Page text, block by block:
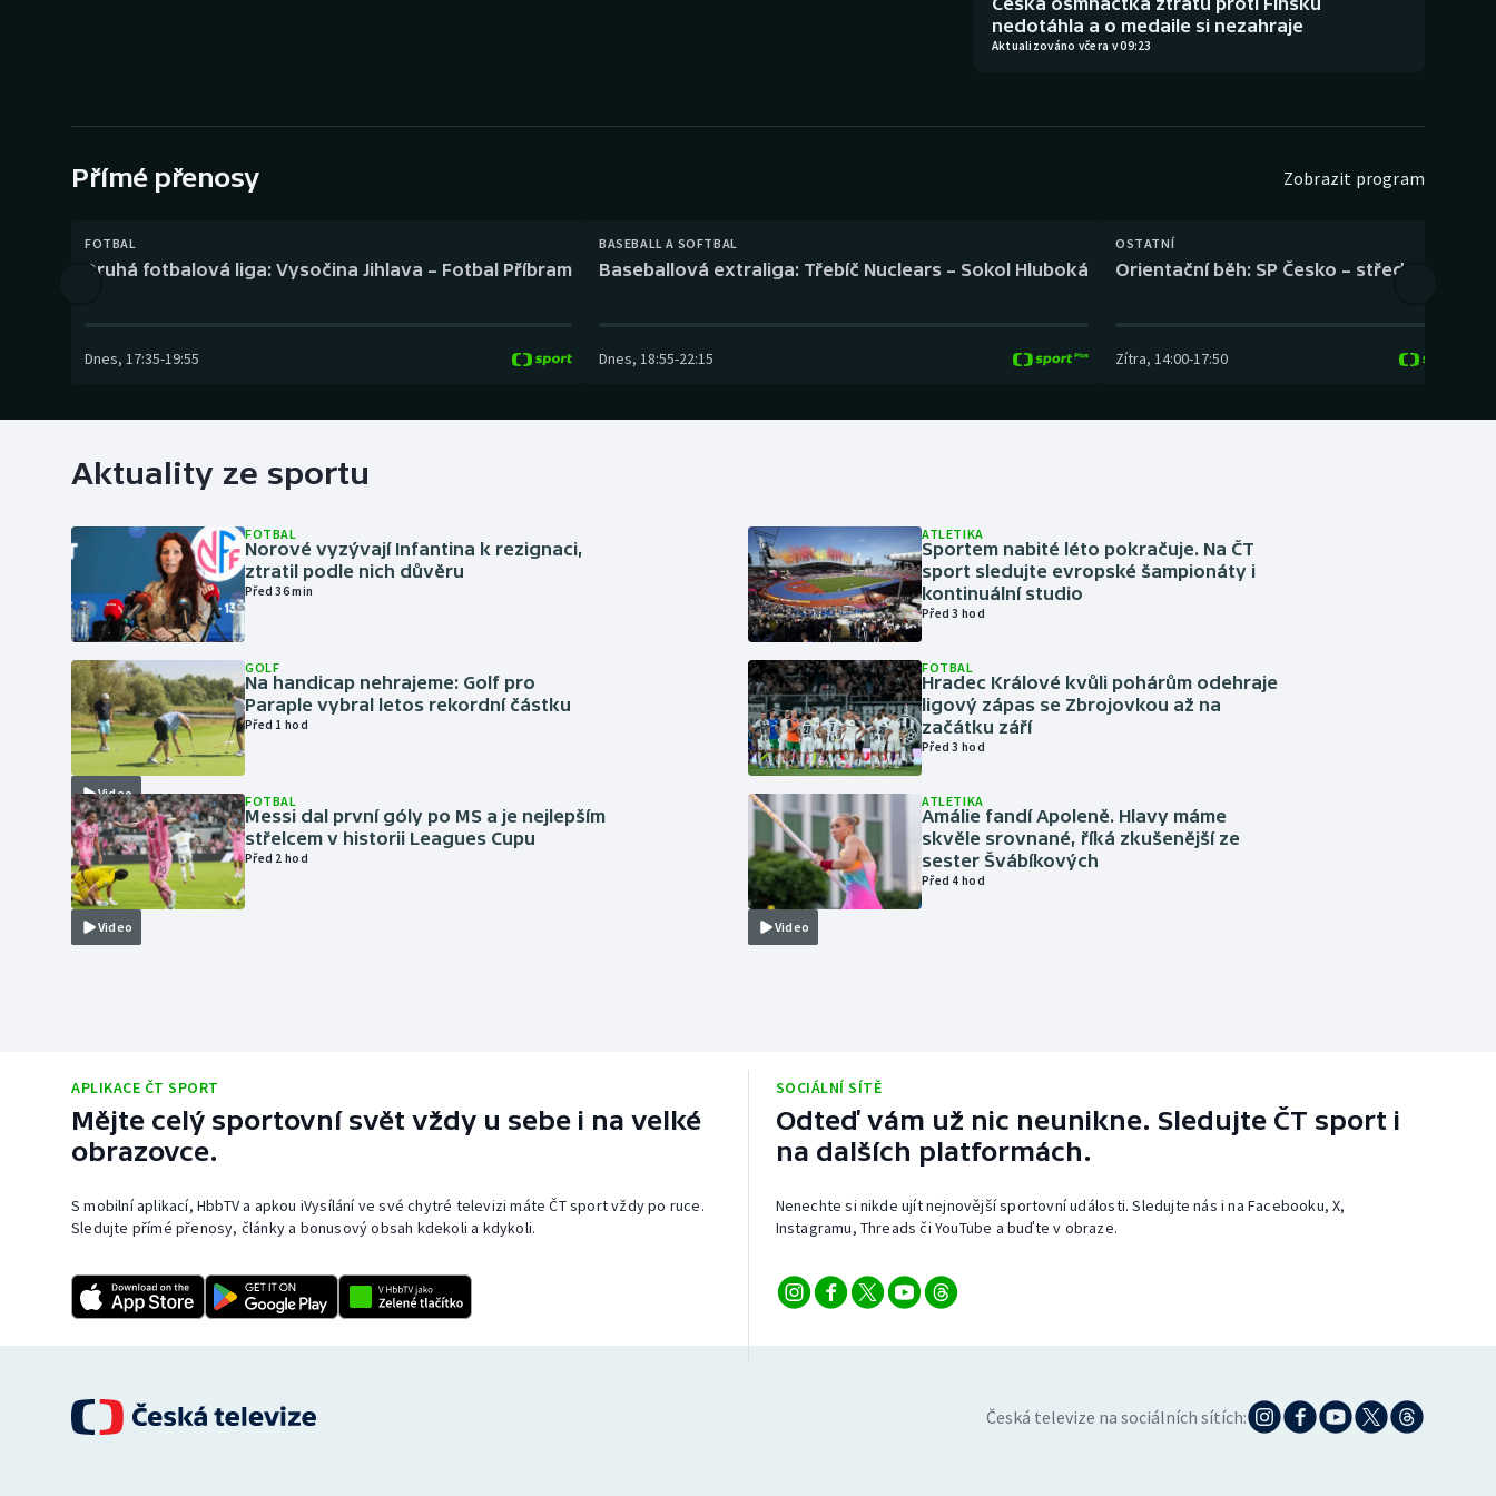
Gymnastika Plážový volejbal
nedotáhla a o medaile si nezahraje
Aktualizováno včera v 09:23
Přímé přenosy Zobrazit program
FOTBAL
Druhá fotbalová liga: Vysočina Jihlava – Fotbal Příbram
Dnes, 17:35-19:55
BASEBALL A SOFTBAL
Baseballová extraliga: Třebíč Nuclears – Sokol Hluboká
Dnes, 18:55-22:15
OSTATNÍ
Orientační běh: SP Česko – střední trať
Zítra, 14:00-17:50
Aktuality ze sportu
FOTBAL
Norové vyzývají Infantina k rezignaci,
ztratil podle nich důvěru
Před 36 min
Video
GOLF
Na handicap nehrajeme: Golf pro
Paraple vybral letos rekordní částku
Před 1 hod
Video
FOTBAL
Messi dal první góly po MS a je nejlepším
střelcem v historii Leagues Cupu
Před 2 hod
ATLETIKA
Sportem nabité léto pokračuje. Na ČT
sport sledujte evropské šampionáty i
kontinuální studio
Před 3 hod
FOTBAL
Hradec Králové kvůli pohárům odehraje
ligový zápas se Zbrojovkou až na
začátku září
Před 3 hod
Video
ATLETIKA
Amálie fandí Apoleně. Hlavy máme
skvěle srovnané, říká zkušenější ze
sester Švábíkových
Před 4 hod
APLIKACE ČT SPORT
Mějte celý sportovní svět vždy u sebe i na velké
obrazovce.
S mobilní aplikací, HbbTV a apkou iVysílání ve své chytré televizi máte ČT sport vždy po ruce.
Sledujte přímé přenosy, články a bonusový obsah kdekoli a kdykoli.
SOCIÁLNÍ SÍTĚ
Odteď vám už nic neunikne. Sledujte ČT sport i
na dalších platformách.
Nenechte si nikde ujít nejnovější sportovní události. Sledujte nás i na Facebooku, X,
Instagramu, Threads či YouTube a buďte v obraze.
Česká televize na sociálních sítích: